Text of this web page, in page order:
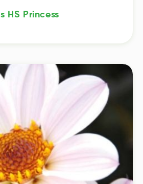
HS Princess